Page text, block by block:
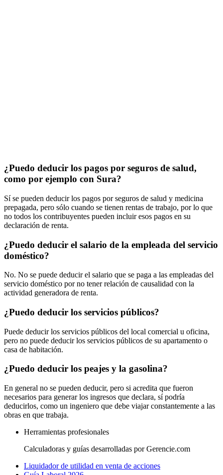
¿Puedo deducir los pagos por seguros de salud,
como por ejemplo con Sura?
Sí se pueden deducir los pagos por seguros de salud y medicina
prepagada, pero sólo cuando se tienen rentas de trabajo, por lo que
no todos los contribuyentes pueden incluir esos pagos en su
declaración de renta.
¿Puedo deducir el salario de la empleada del servicio
doméstico?
No. No se puede deducir el salario que se paga a las empleadas del
servicio doméstico por no tener relación de causalidad con la
actividad generadora de renta.
¿Puedo deducir los servicios públicos?
Puede deducir los servicios públicos del local comercial u oficina,
pero no puede deducir los servicios públicos de su apartamento o
casa de habitación.
¿Puedo deducir los peajes y la gasolina?
En general no se pueden deducir, pero si acredita que fueron
necesarios para generar los ingresos que declara, sí podría
deducirlos, como un ingeniero que debe viajar constantemente a las
obras en que trabaja.
Herramientas profesionales
Calculadoras y guías desarrolladas por Gerencie.com
Liquidador de utilidad en venta de acciones